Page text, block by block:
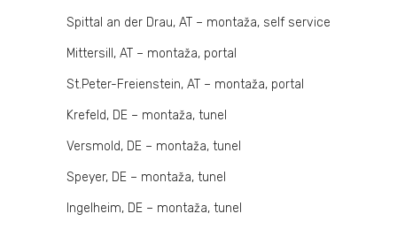
Spittal an der Drau, AT – montaža, self service
Mittersill, AT – montaža, portal
St.Peter-Freienstein, AT – montaža, portal
Krefeld, DE – montaža, tunel
Versmold, DE – montaža, tunel
Speyer, DE – montaža, tunel
Ingelheim, DE – montaža, tunel